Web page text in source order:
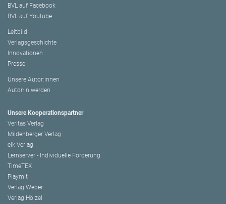
BVL auf Facebook
BVL auf Youtube
Leitbild
Verlagsgeschichte
Innovationen
Presse
Unsere Autor:innen
Autor:in werden
Unsere Kooperationspartner
Veritas Verlag
Mildenberger Verlag
elk Verlag
Lernserver - Individuelle Förderung
TimeTEX
Playmit
Verlag Weber
Verlag Hölzel